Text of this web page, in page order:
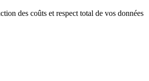
des coûts et respect total de vos données